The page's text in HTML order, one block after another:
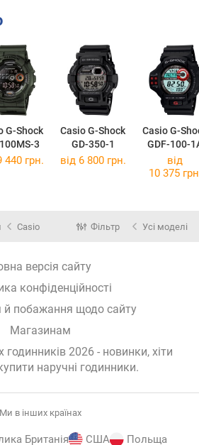
G-Shock
3
Casio G-Shock
GD-350-1
Casio G-
GDF-100-
440 грн. від 6 800 грн.
від
10 375
Casio Фільтр Усі моделі
версія сайту
конфіденційності
й побажання щодо сайту
Магазинам
годинників 2026 - новинки, хіти
наручні годинники.
Ми в інших країнах
Британія США Польща